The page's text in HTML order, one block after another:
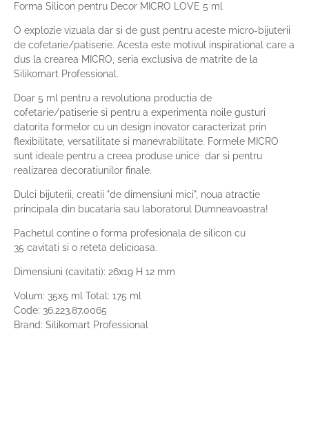
Forma Silicon pentru Decor MICRO LOVE 5 ml
O explozie vizuala dar si de gust pentru aceste micro-bijuterii
de cofetarie/patiserie. Acesta este motivul inspirational care a
dus la crearea MICRO, seria exclusiva de matrite de la
Silikomart Professional.
Doar 5 ml pentru a revolutiona productia de
cofetarie/patiserie si pentru a experimenta noile gusturi
datorita formelor cu un design inovator caracterizat prin
flexibilitate, versatilitate si manevrabilitate. Formele MICRO
sunt ideale pentru a creea produse unice dar si pentru
realizarea decoratiunilor finale.
Dulci bijuterii, creatii "de dimensiuni mici", noua atractie
principala din bucataria sau laboratorul Dumneavoastra!
Pachetul contine o forma profesionala de silicon cu
35 cavitati si o reteta delicioasa.
Dimensiuni (cavitati): 26x19 H 12 mm
Volum: 35x5 ml Total: 175 ml
Code: 36.223.87.0065
Brand: Silikomart Professional